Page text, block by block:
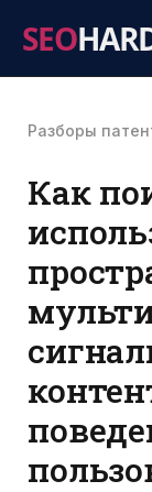
SEO
Разборы
Как